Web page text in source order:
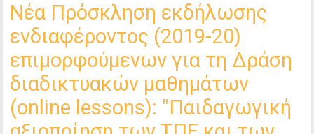
Νέα Πρόσκληση εκδήλωσης
ενδιαφέροντος (2019-20)
επιμορφούμενων για τη Δράση
διαδικτυακών μαθημάτων
(online lessons): "Παιδαγωγική